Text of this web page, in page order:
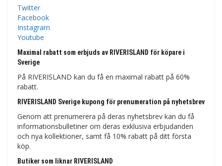
Twitter
Facebook
Instagram
Youtube
Maximal rabatt som erbjuds av RIVERISLAND för köpare i
Sverige
På RIVERISLAND kan du få en maximal rabatt på 60%
rabatt.
RIVERISLAND Sverige kupong för prenumeration på nyhetsbrev
Genom att prenumerera på deras nyhetsbrev kan du få
informationsbulletiner om deras exklusiva erbjudanden
och nya kollektioner, samt få 10% rabatt på ditt första
köp.
Butiker som liknar RIVERISLAND